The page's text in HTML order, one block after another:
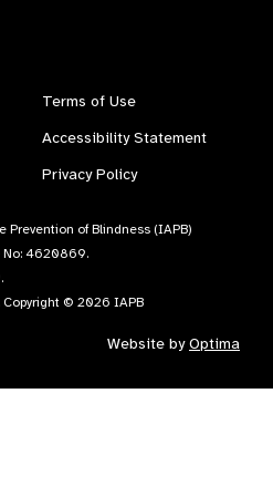
Terms of Use
Accessibility Statement
Privacy Policy
of Blindness (IAPB)
No: 4620869.
Copyright © 2026 IAPB
Website byOptima